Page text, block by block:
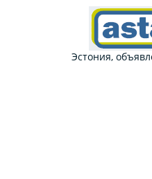
Эстония,